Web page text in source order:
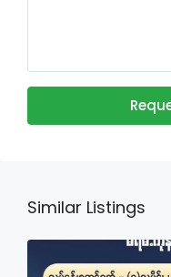
Similar Listings